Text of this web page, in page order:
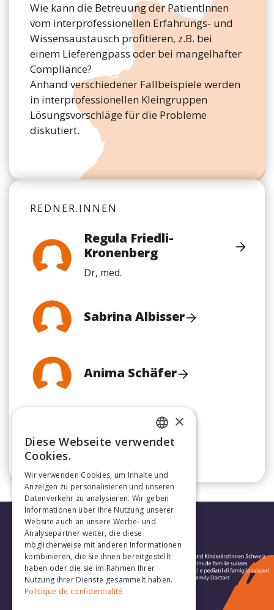
Wie kann die Betreuung der PatientInnen
vom interprofessionellen Erfahrungs- und
Wissensaustausch profitieren, z.B. bei
einem Lieferengpass oder bei mangelhafter
Compliance?
Anhand verschiedener Fallbeispiele werden
in interprofessionellen Kleingruppen
Lösungsvorschläge für die Probleme
diskutiert.
REDNER.INNEN
Regula Friedli-
Kronenberg
Dr, med.
Sabrina Albisser
Anima Schäfer
Fabienne Böni
FRENCH
×
Diese Webseite verwendet
Cookies.
Wir verwenden Cookies, um Inhalte und
Anzeigen zu personalisieren und unseren
Datenverkehr zu analysieren. Wir geben
Informationen über Ihre Nutzung unserer
Website auch an unsere Werbe- und
Analysepartner weiter, die diese
möglicherweise mit anderen Informationen
kombinieren, die Sie ihnen bereitgestellt
haben oder die sie im Rahmen Ihrer
Nutzung ihrer Dienste gesammelt haben.
Politique de confidentialité